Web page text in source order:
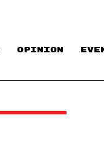
OPINION